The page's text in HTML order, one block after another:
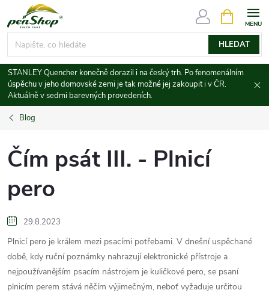
na
obsah
HLEDAT
NÁKUPNÍ
KOŠÍK
STANLEY Quencher konečně dorazil i na český trh. Po fenomenálním
úspěchu v jeho domovské zemi je tak možné jej zakoupit i v ČR.
Aktuálně v sedmi barevných provedeních.
Blog
Čím psát III. - Plnicí
pero
29.8.2023
Plnicí pero je králem mezi psacími potřebami. V dnešní uspěchané
době, kdy ruční poznámky nahrazují elektronické přístroje a
nejpoužívanějším psacím nástrojem je kuličkové pero, se psaní
plnicím perem stává něčím výjimečným, neboť vyžaduje určitou